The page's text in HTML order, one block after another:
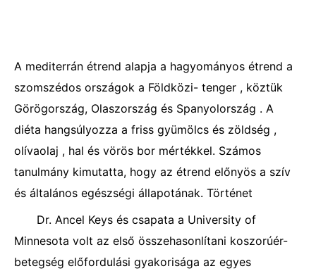
A mediterrán étrend alapja a hagyományos étrend a
szomszédos országok a Földközi- tenger , köztük
Görögország, Olaszország és Spanyolország . A
diéta hangsúlyozza a friss gyümölcs és zöldség ,
olívaolaj , hal és vörös bor mértékkel. Számos
tanulmány kimutatta, hogy az étrend előnyös a szív
és általános egészségi állapotának. Történet
Dr. Ancel Keys és csapata a University of
Minnesota volt az első összehasonlítani koszorúér-
betegség előfordulási gyakorisága az egyes